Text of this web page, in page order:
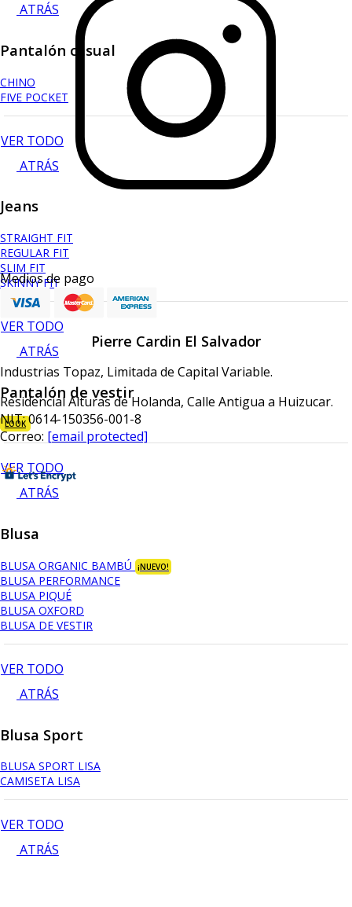
ATRÁS
Pantalón casual
CHINO
FIVE POCKET
VER TODO
ATRÁS
Jeans
STRAIGHT FIT
REGULAR FIT
SLIM FIT
SKINNY FIT
VER TODO
ATRÁS
Pantalón de vestir
LOOK
VER TODO
ATRÁS
Blusa
BLUSA ORGANIC BAMBÚ ¡NUEVO!
BLUSA PERFORMANCE
BLUSA PIQUÉ
BLUSA OXFORD
BLUSA DE VESTIR
VER TODO
ATRÁS
Blusa Sport
BLUSA SPORT LISA
CAMISETA LISA
VER TODO
ATRÁS
Medios de pago
Pierre Cardin El Salvador
Industrias Topaz, Limitada de Capital Variable.
Residencial Alturas de Holanda, Calle Antigua a Huizucar.
NIT: 0614-150356-001-8
Correo: [email protected]